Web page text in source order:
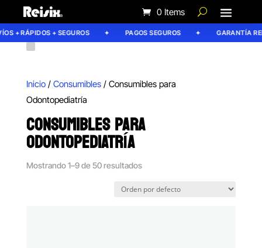
0 Items
+ RÁPIDOS + SEGUROS PAGOS SEGUROS GARANTÍA REISIX
Inicio/ Consumibles/ Consumibles para
Odontopediatría
CONSUMIBLES PARA
ODONTOPEDIATRÍA
Mostrando 1–9 de 50 resultados